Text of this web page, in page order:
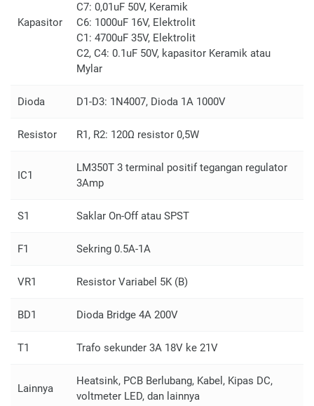
Kapasitor
C7: 0,01uF 50V, Keramik
C6: 1000uF 16V, Elektrolit
C1: 4700uF 35V, Elektrolit
C2, C4: 0.1uF 50V, kapasitor Keramik atau
Mylar
Dioda D1-D3: 1N4007, Dioda 1A 1000V
Resistor R1, R2: 120Ω resistor 0,5W
IC1
LM350T 3 terminal positif tegangan regulator
3Amp
S1 Saklar On-Off atau SPST
F1 Sekring 0.5A-1A
VR1 Resistor Variabel 5K (B)
BD1 Dioda Bridge 4A 200V
T1 Trafo sekunder 3A 18V ke 21V
Lainnya
Heatsink, PCB Berlubang, Kabel, Kipas DC,
voltmeter LED, dan lainnya